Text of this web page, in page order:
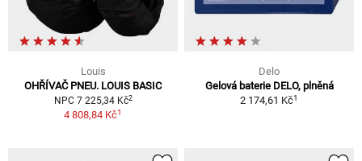
Louis
OHŘÍVAČ PNEU. LOUIS BASIC
NPC 7 225,34 Kč2
4 808,84 Kč1
Delo
Gelová baterie DELO, plněná
2 174,61 Kč1